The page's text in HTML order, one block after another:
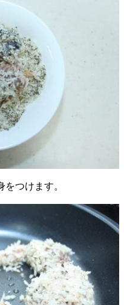
つけます。